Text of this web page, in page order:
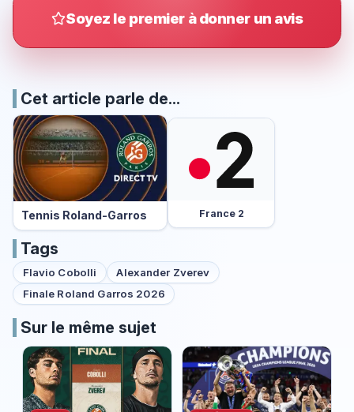
Soyez le premier à donner un avis
Cet article parle de...
Tennis Roland-Garros France 2
Tags
Flavio Cobolli
Alexander Zverev
Finale Roland Garros 2026
Sur le même sujet